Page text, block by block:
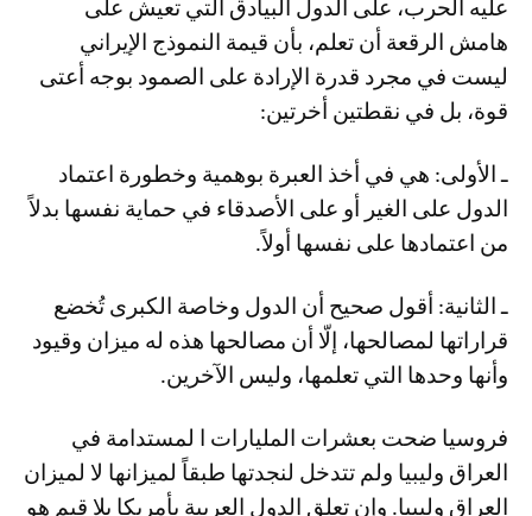
عليه الحرب، على الدول البيادق التي تعيش على
هامش الرقعة أن تعلم، بأن قيمة النموذج الإيراني
ليست في مجرد قدرة الإرادة على الصمود بوجه أعتى
قوة، بل في نقطتين أخرتين:
ـ الأولى: هي في أخذ العبرة بوهمية وخطورة اعتماد
الدول على الغير أو على الأصدقاء في حماية نفسها بدلاً
من اعتمادها على نفسها أولاً.
ـ الثانية: أقول صحيح أن الدول وخاصة الكبرى تُخضع
قراراتها لمصالحها، إلّا أن مصالحها هذه له ميزان وقيود
وأنها وحدها التي تعلمها، وليس الآخرين.
فروسيا ضحت بعشرات المليارات ا لمستدامة في
العراق وليبيا ولم تتدخل لنجدتها طبقاً لميزانها لا لميزان
العراق وليبيا. وإن تعلق الدول العربية بأمريكا بلا قيم هو